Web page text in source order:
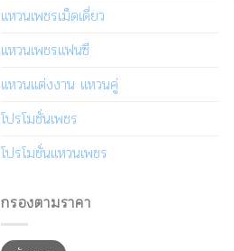
แหวนเพชรเม็ดเดี่ยว
แหวนเพชรแฟนซี
แหวนแต่งงาน แหวนคู่
โปรโมชั่นเพชร
โปรโมชั่นแหวนเพชร
กรองตามราคา
ราคา
ราคา